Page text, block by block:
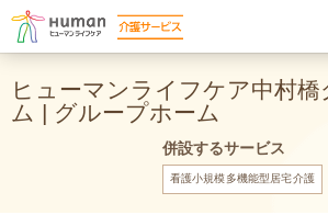
ヒューマンライフケア中村橋
ム | グループホーム
併設するサービス
看護小規模多機能型居宅介護